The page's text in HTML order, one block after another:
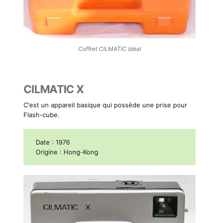
Coffret CILMATIC Ideal
CILMATIC X
C'est un appareil basique qui possède une prise pour
Flash-cube.
Date : 1976
Origine : Hong-Kong